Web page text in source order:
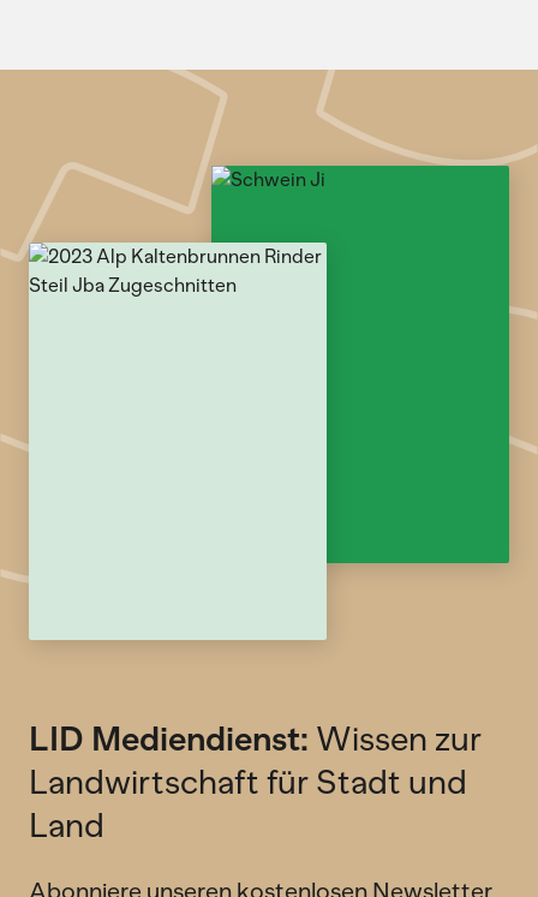
LID Mediendienst: Wissen zur
Landwirtschaft für Stadt und
Land
Abonniere unseren kostenlosen Newsletter